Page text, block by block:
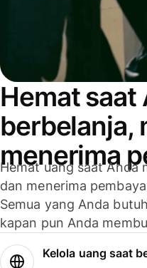
Hemat saat
berbelanja,
menerima
Hemat uang saat Anda
dan menerima
Semua yang Anda
kapan pun Anda
Kelola uang saat